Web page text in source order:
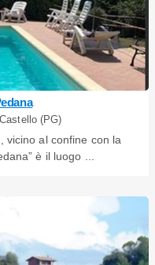
(PG)
vicino al confine con la
è il luogo ...